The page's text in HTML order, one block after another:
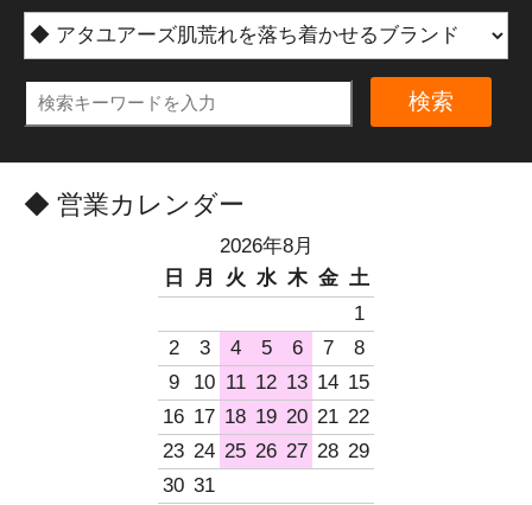
検索
◆ 営業カレンダー
2026年8月
日
月 火 水 木 金 土
1
2
3 4 5 6 7
8
9
10 11 12 13 14 15
16 17 18 19 20 21 22
23 24 25 26 27 28 29
30 31